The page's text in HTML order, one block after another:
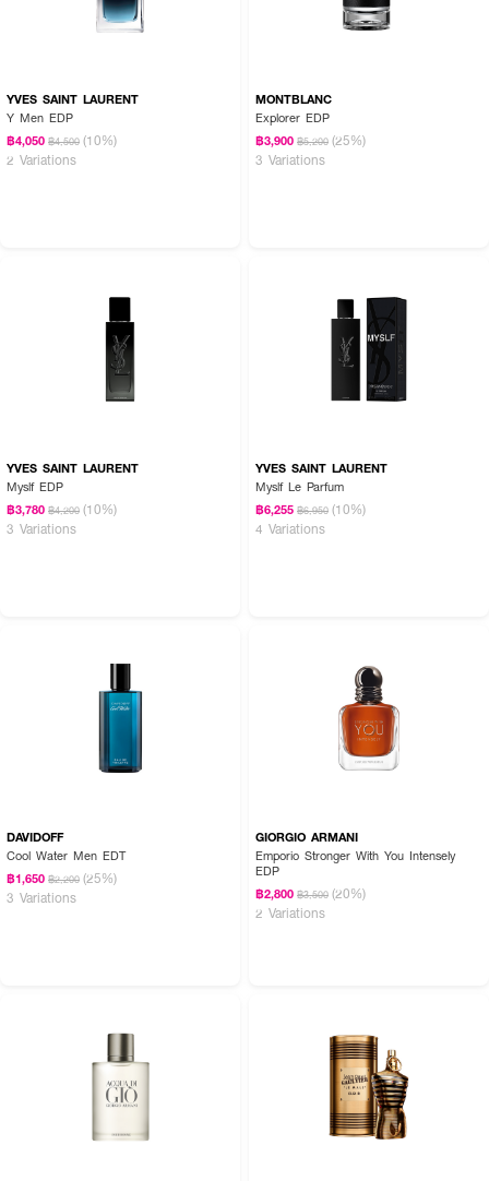
YVES SAINT LAURENT
Y Men EDP
฿4,050 ฿4,500 (10%)
2 Variations
MONTBLANC
Explorer EDP
฿3,900 ฿5,200 (25%)
3 Variations
YVES SAINT LAURENT
Myslf EDP
฿3,780 ฿4,200 (10%)
3 Variations
YVES SAINT LAURENT
Myslf Le Parfum
฿6,255 ฿6,950 (10%)
4 Variations
DAVIDOFF
Cool Water Men EDT
฿1,650 ฿2,200 (25%)
3 Variations
GIORGIO ARMANI
Emporio Stronger With You Intensely
EDP
฿2,800 ฿3,500 (20%)
2 Variations